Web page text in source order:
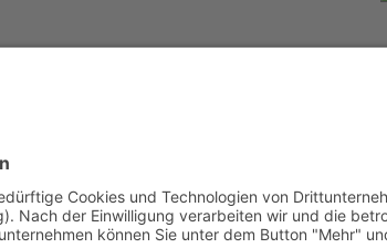
Besuchen Sie unseren Instagram Account